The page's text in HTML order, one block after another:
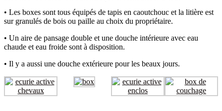
• Les boxes sont tous équipés de tapis en caoutchouc et la litière est
sur granulés de bois ou paille au choix du propriétaire.
• Un aire de pansage double et une douche intérieure avec eau
chaude et eau froide sont à disposition.
• Il y a aussi une douche extérieure pour les beaux jours.